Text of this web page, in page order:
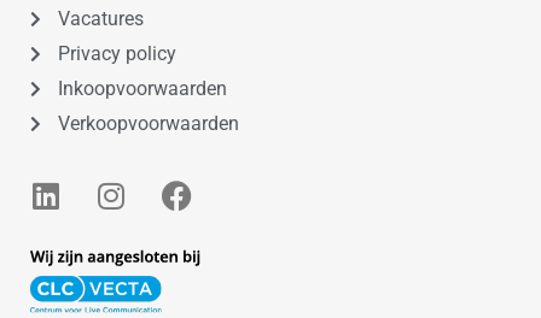
Vacatures
Privacy policy
Inkoopvoorwaarden
Verkoopvoorwaarden
L
i
k
e
I
n
t
a
F
a
e